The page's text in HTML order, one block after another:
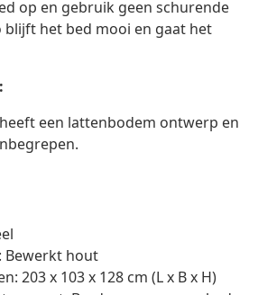
op en gebruik geen schurende
blijft het bed mooi en gaat het
een lattenbodem ontwerp en
Bewerkt hout
203 x 103 x 128 cm (L x B x H)